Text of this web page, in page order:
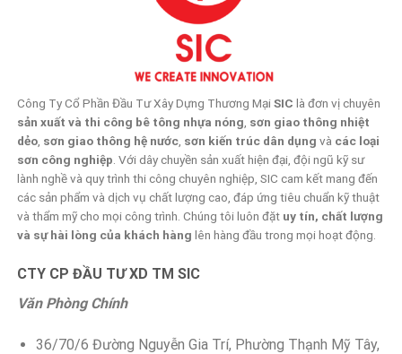
Công Ty Cổ Phần Đầu Tư Xây Dựng Thương MạiSIC là đơn vị chuyên
sản xuất và thi công bê tông nhựa nóng sơn giao thông nhiệt
dẻo sơn giao thông hệ nước sơn kiến trúc dân dụng và các loại
sơn công nghiệp . Với dây chuyền sản xuất hiện đại, đội ngũ kỹ sư
lành nghề và quy trình thi công chuyên nghiệp, SIC cam kết mang đến
các sản phẩm và dịch vụ chất lượng cao, đáp ứng tiêu chuẩn kỹ thuật
và thẩm mỹ cho mọi công trình. Chúng tôi luôn đặt uy tín, chất lượng
và sự hài lòng của khách hàng lên hàng đầu trong mọi hoạt động.
CTY CP ĐẦU TƯ XD TM SIC
Văn Phòng Chính
36/70/6 Đường Nguyễn Gia Trí, Phường Thạnh Mỹ Tây,